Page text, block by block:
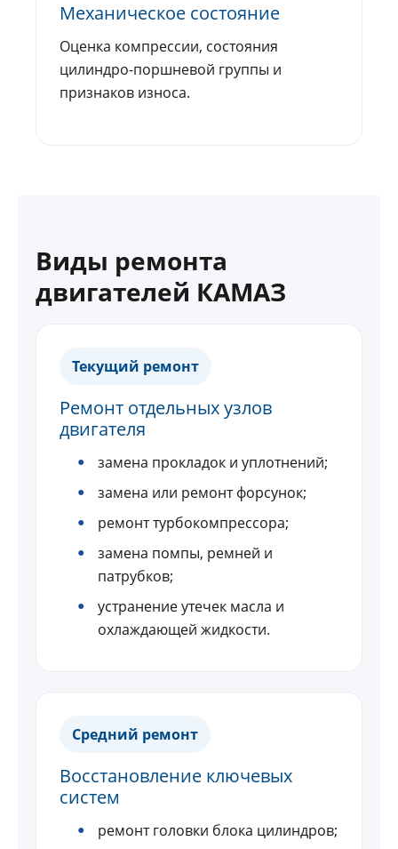
Механическое состояние
Оценка компрессии, состояния
цилиндро-поршневой группы и
признаков износа.
Виды ремонта
двигателей КАМАЗ
Текущий ремонт
Ремонт отдельных узлов
двигателя
замена прокладок и уплотнений;
замена или ремонт форсунок;
ремонт турбокомпрессора;
замена помпы, ремней и
патрубков;
устранение утечек масла и
охлаждающей жидкости.
Средний ремонт
Восстановление ключевых
систем
ремонт головки блока цилиндров;